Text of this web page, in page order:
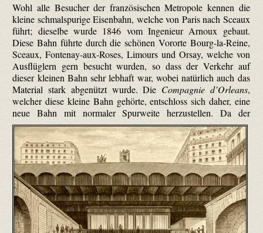
Wohl alle Besucher der französischen Metropole kennen die
kleine schmalspurige Eisenbahn, welche von Paris nach Sceaux
führt; dieselbe wurde 1846 vom Ingenieur Arnoux gebaut.
Diese Bahn führte durch die schönen Vororte Bourg-la-Reine,
Sceaux, Fontenay-aux-Roses, Limours und Orsay, welche von
Ausflüglern gern besucht wurden, so dass der Verkehr auf
dieser kleinen Bahn sehr lebhaft war, wobei natürlich auch das
Material stark abgenützt wurde. Die Compagnie d’Orleans,
welcher diese kleine Bahn gehörte, entschloss sich daher, eine
neue Bahn mit normaler Spurweite herzustellen. Da der